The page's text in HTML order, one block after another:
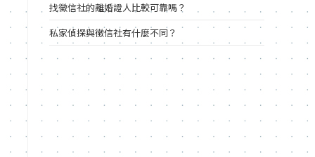
找徵信社的離婚證人比較可靠嗎？
私家偵探與徵信社有什麼不同？